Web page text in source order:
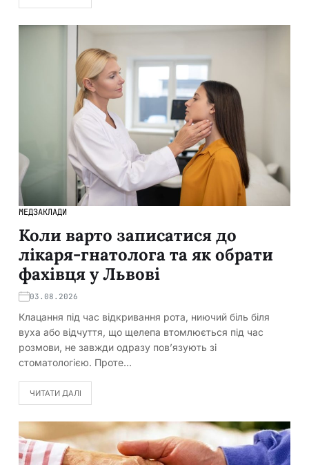
МЕДЗАКЛАДИ
Коли варто записатися до
лікаря-гнатолога та як обрати
фахівця у Львові
03.08.2026
Клацання під час відкривання рота, ниючий біль біля
вуха або відчуття, що щелепа втомлюється під час
розмови, не завжди одразу пов’язують зі
стоматологією. Проте…
ЧИТАТИ ДАЛІ